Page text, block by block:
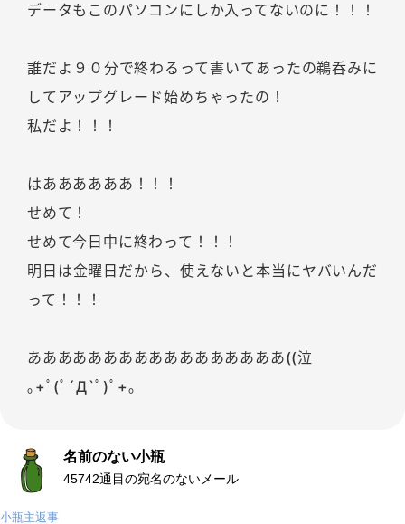
データもこのパソコンにしか入ってないのに！！！
誰だよ９０分で終わるって書いてあったの鵜呑みに
してアップグレード始めちゃったの！
私だよ！！！
はああああああ！！！
せめて！
せめて今日中に終わって！！！
明日は金曜日だから、使えないと本当にヤバいんだ
って！！！
あああああああああああああああああ((泣
｡+ﾟ(ﾟ´Д`ﾟ)ﾟ+｡
名前のない小瓶
45742通目の宛名のないメール
小瓶主返事